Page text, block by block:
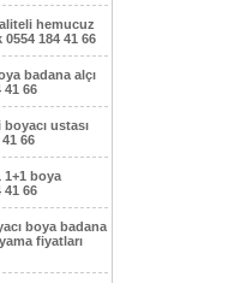
hemucuz
184 41 66
badana alçı
41 66
ustası
66
1+1 boya
41 66
boya badana
fiyatları